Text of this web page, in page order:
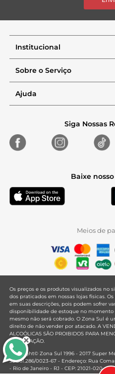
Institucional
Sobre o Serviço
Ajuda
Siga Nossas
Baixe
Meios de
Os preços e os produtos visualizados no
dos praticados em nossas lojas físicas.
em suas descrições, pois podem sofrer
disponibilidade de estoque no momento
mesmo não será cobrado. O Zona Sul é
direito de não vender por atacado. A
ALCOÓLICAS SÃO PROIBIDOS PARA
MODERAÇÃO.
Copyright© Zona Sul 1996 - 2017 Super
33.381.286/0023-67 - Endereço: Rua
- Rio de Janeiro - RJ - CEP: 21021-020